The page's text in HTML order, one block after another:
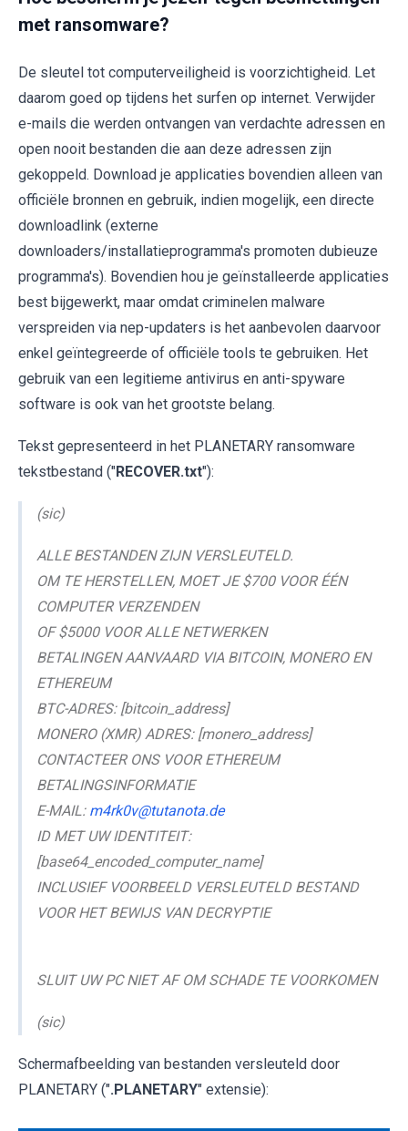
met ransomware?
De sleutel tot computerveiligheid is voorzichtigheid. Let
daarom goed op tijdens het surfen op internet. Verwijder
e-mails die werden ontvangen van verdachte adressen en
open nooit bestanden die aan deze adressen zijn
gekoppeld. Download je applicaties bovendien alleen van
officiële bronnen en gebruik, indien mogelijk, een directe
downloadlink (externe
downloaders/installatieprogramma's promoten dubieuze
programma's). Bovendien hou je geïnstalleerde applicaties
best bijgewerkt, maar omdat criminelen malware
verspreiden via nep-updaters is het aanbevolen daarvoor
enkel geïntegreerde of officiële tools te gebruiken. Het
gebruik van een legitieme antivirus en anti-spyware
software is ook van het grootste belang.
Tekst gepresenteerd in het PLANETARY ransomware
tekstbestand ("RECOVER.txt"):
(sic)
ALLE BESTANDEN ZIJN VERSLEUTELD.
OM TE HERSTELLEN, MOET JE $700 VOOR ÉÉN
COMPUTER VERZENDEN
OF $5000 VOOR ALLE NETWERKEN
BETALINGEN AANVAARD VIA BITCOIN, MONERO EN
ETHEREUM
BTC-ADRES: [bitcoin_address]
MONERO (XMR) ADRES: [monero_address]
CONTACTEER ONS VOOR ETHEREUM
BETALINGSINFORMATIE
E-MAIL: m4rk0v@tutanota.de
ID MET UW IDENTITEIT:
[base64_encoded_computer_name]
INCLUSIEF VOORBEELD VERSLEUTELD BESTAND
VOOR HET BEWIJS VAN DECRYPTIE
SLUIT UW PC NIET AF OM SCHADE TE VOORKOMEN
(sic)
Schermafbeelding van bestanden versleuteld door
PLANETARY (".PLANETARY" extensie):